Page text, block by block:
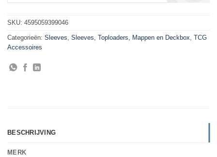
SKU: 4595059399046
Categorieën: Sleeves, Sleeves, Toploaders, Mappen en Deckbox, TCG
Accessoires
BESCHRIJVING
MERK